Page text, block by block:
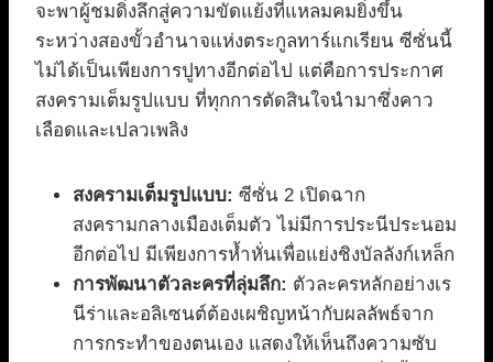
จะพาผู้ชมดิ่งลึกสู่ความขัดแย้งที่แหลมคมยิ่งขึ้น
ระหว่างสองขั้วอำนาจแห่งตระกูลทาร์แกเรียน ซีซั่นนี้
ไม่ได้เป็นเพียงการปูทางอีกต่อไป แต่คือการประกาศ
สงครามเต็มรูปแบบ ที่ทุกการตัดสินใจนำมาซึ่งคาว
เลือดและเปลวเพลิง
สงครามเต็มรูปแบบ: ซีซั่น 2 เปิดฉาก
สงครามกลางเมืองเต็มตัว ไม่มีการประนีประนอม
อีกต่อไป มีเพียงการห้ำหั่นเพื่อแย่งชิงบัลลังก์เหล็ก
การพัฒนาตัวละครที่ลุ่มลึก: ตัวละครหลักอย่างเร
นีร่าและอลิเซนต์ต้องเผชิญหน้ากับผลลัพธ์จาก
การกระทำของตนเอง แสดงให้เห็นถึงความซับ